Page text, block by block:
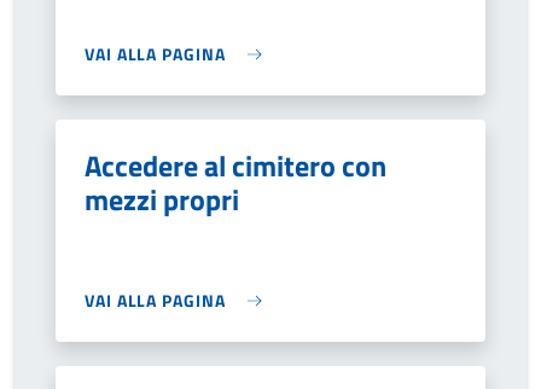
VAI ALLA PAGINA
Accedere al cimitero con
mezzi propri
VAI ALLA PAGINA